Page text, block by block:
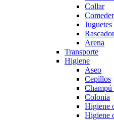
Collar
Juguetes
Arena
Transporte
Higiene
Aseo
Cepillos
Champú
Colonia
Higiene
Higiene